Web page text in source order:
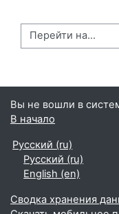
Перейти на...
Вы не вошли в
В начало
Русский ‎(ru)‎
Русский ‎(ru)‎
English ‎(en)‎
Сводка хранения